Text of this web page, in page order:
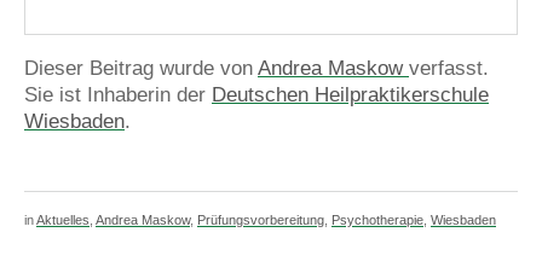
Dieser Beitrag wurde von Andrea Maskow verfasst.
Sie ist Inhaberin der Deutschen Heilpraktikerschule
Wiesbaden.
inAktuelles Andrea Maskow, Prüfungsvorbereitung Psychotherapie Wiesbaden